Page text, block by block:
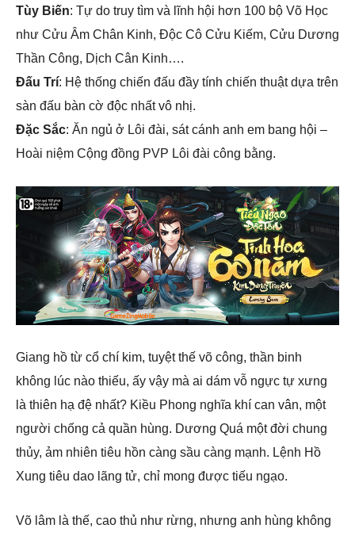
Tùy Biến: Tự do truy tìm và lĩnh hội hơn 100 bộ Võ Học
như Cửu Âm Chân Kinh, Độc Cô Cửu Kiếm, Cửu Dương
Thần Công, Dịch Cân Kinh….
Đấu Trí: Hệ thống chiến đấu đầy tính chiến thuật dựa trên
sàn đấu bàn cờ độc nhất vô nhị.
Đặc Sắc: Ăn ngủ ở Lôi đài, sát cánh anh em bang hội –
Hoài niệm Cộng đồng PVP Lôi đài công bằng.
Giang hồ từ cổ chí kim, tuyệt thế võ công, thần binh
không lúc nào thiếu, ấy vậy mà ai dám vỗ ngực tự xưng
là thiên hạ đệ nhất? Kiều Phong nghĩa khí can vân, một
người chống cả quần hùng. Dương Quá một đời chung
thủy, ảm nhiên tiêu hồn càng sầu càng mạnh. Lệnh Hồ
Xung tiêu dao lãng tử, chỉ mong được tiếu ngạo.
Võ lâm là thế, cao thủ như rừng, nhưng anh hùng không